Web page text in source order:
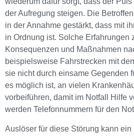
der Aufregung steigen. Die
in der Annahme gestärkt, dass mit
in Ordnung ist. Solche Erfahrungen
Konsequenzen und Maßnahmen
beispielsweise Fahrstrecken mit
sie nicht durch einsame Gegenden
es möglich ist, an vielen
vorbeiführen, damit im Notfall Hilfe
werden Telefonnummern für den
Auslöser für diese Störung kann ein